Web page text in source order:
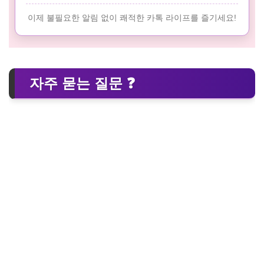
이제 불필요한 알림 없이 쾌적한 카톡 라이프를 즐기세요!
자주 묻는 질문 ❓